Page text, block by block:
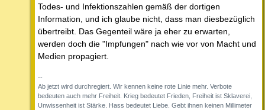
Todes- und Infektionszahlen gemäß der dortigen
Information, und ich glaube nicht, dass man diesbezüglich
übertreibt. Das Gegenteil wäre ja eher zu erwarten,
werden doch die "Impfungen" nach wie vor von Macht und
Medien propagiert.
--
Ab jetzt wird durchregiert. Wir kennen keine rote Linie mehr. Verbote
bedeuten auch mehr Freiheit. Krieg bedeutet Frieden, Freiheit ist Sklaverei,
Unwissenheit ist Stärke. Hass bedeutet Liebe. Gebt ihnen keinen Millimeter